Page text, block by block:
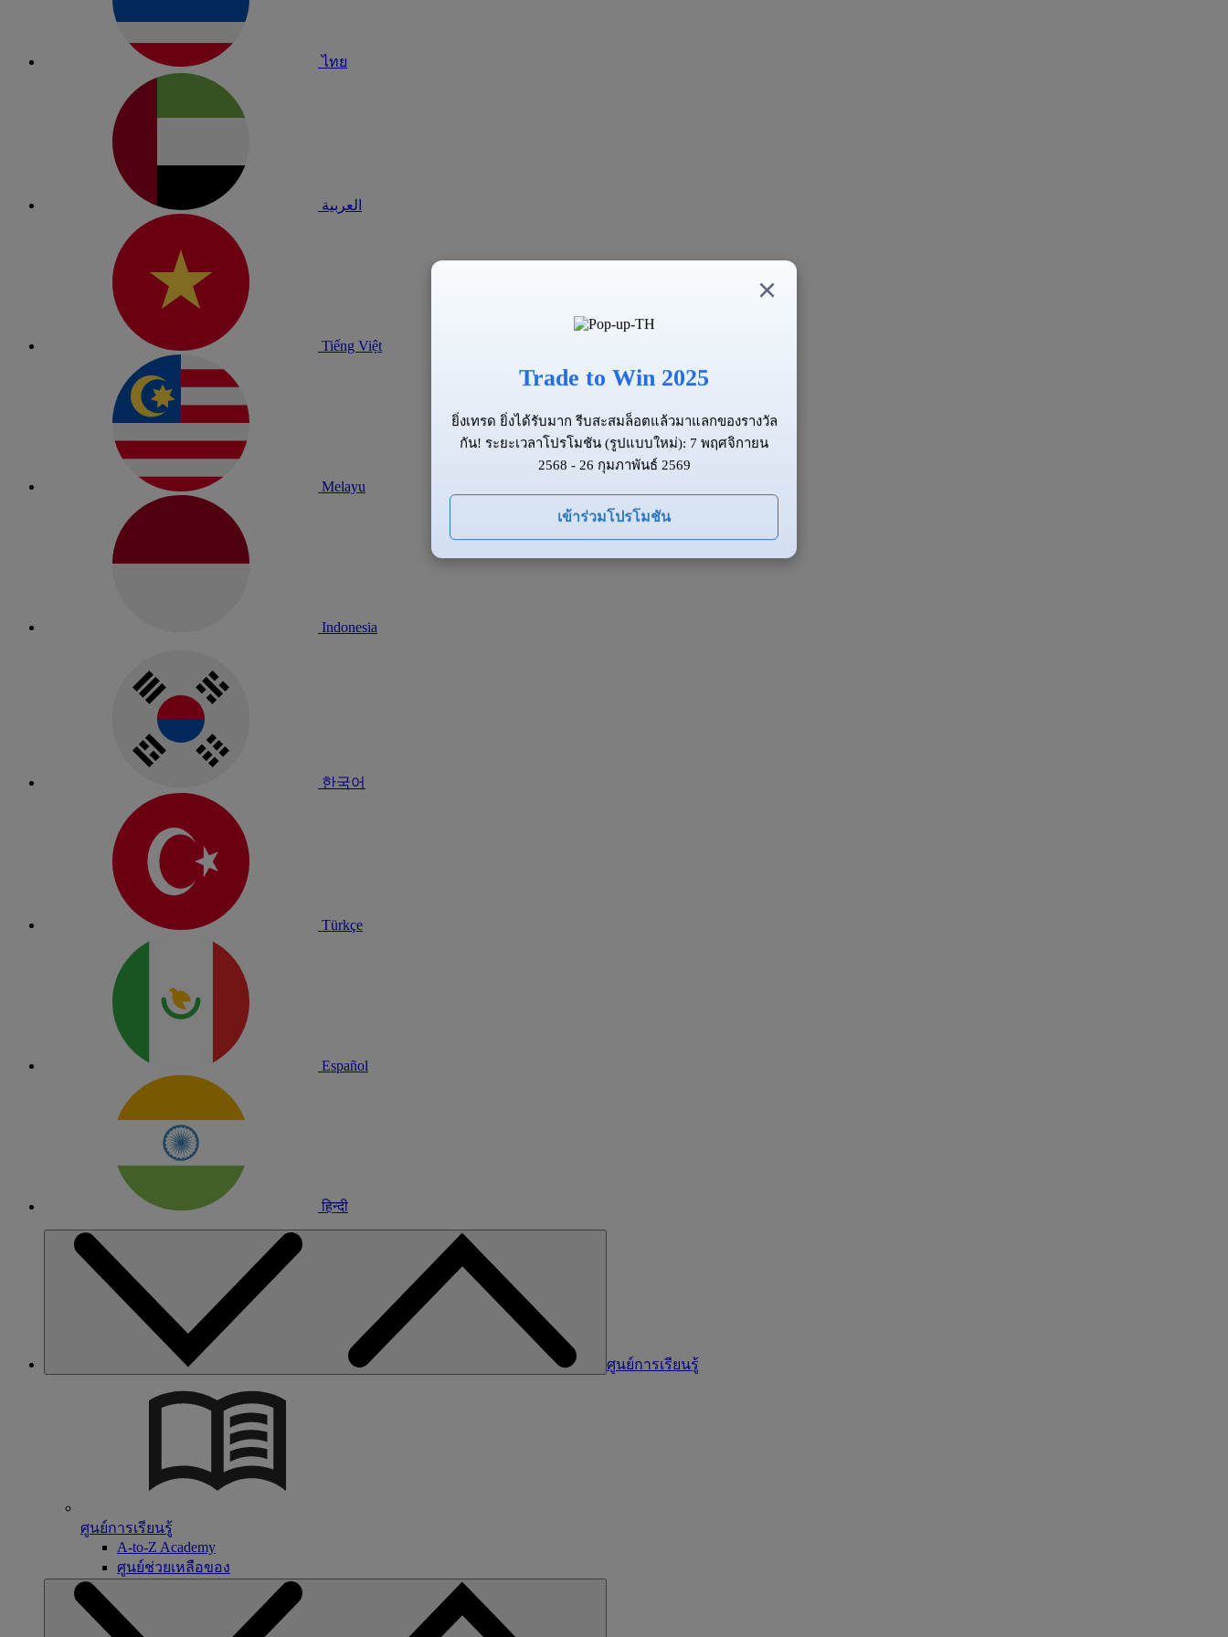
ไทย
العربية
Tiếng Việt
Melayu
Indonesia
한국어
Türkçe
Español
हिन्दी
ศูนย์การเรียนรู้
ศูนย์การเรียนรู้
A-to-Z Academy
ศูนย์ช่วยเหลือของ
×
Trade to Win 2025
ยิ่งเทรด ยิ่งได้รับมาก รีบสะสมล็อตแล้วมาแลกของรางวัล
กัน! ระยะเวลาโปรโมชัน (รูปแบบใหม่): 7 พฤศจิกายน
2568 - 26 กุมภาพันธ์ 2569
เข้าร่วมโปรโมชัน